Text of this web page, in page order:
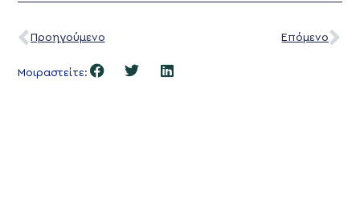
Προηγούμενο Επόμενο
Μοιραστείτε: